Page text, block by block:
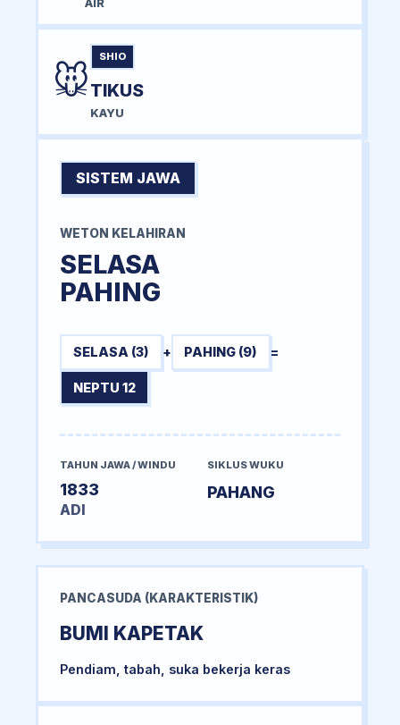
AIR
🐭
SHIO
TIKUS
KAYU
SISTEM JAWA
WETON KELAHIRAN
SELASA
PAHING
SELASA (3) + PAHING (9) =
NEPTU 12
TAHUN JAWA / WINDU
1833
ADI
SIKLUS WUKU
PAHANG
PANCASUDA (KARAKTERISTIK)
BUMI KAPETAK
Pendiam, tabah, suka bekerja keras